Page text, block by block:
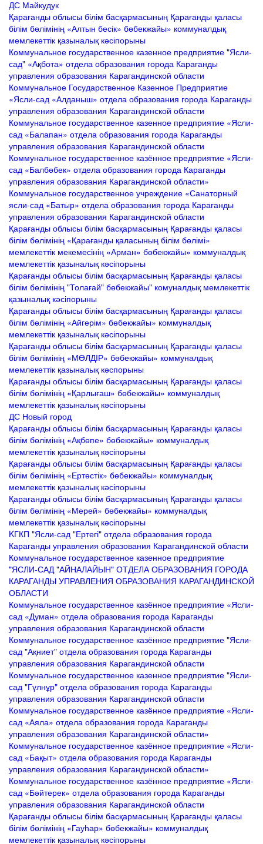
ДС Майкудук
Қарағанды облысы білім басқармасының Қарағанды қаласы
білім бөлімінің «Алтын бесік» бөбекжайы» коммуналдық
мемлекеттік қазыналық кәсіпорыны
Коммунальное государственное казенное предприятие "Ясли-
сад" «Ақбота» отдела образования города Караганды
управления образования Карагандинской области
Коммунальное Государственное Казенное Предприятие
«Ясли-сад «Алданыш» отдела образования города Караганды
управления образования Карагандинской области
Коммунальное государственное казенное предприятие «Ясли-
сад «Балапан» отдела образования города Караганды
управления образования Карагандинской области
Коммунальное государственное казённое предприятие «Ясли-
сад «Балбөбек» отдела образования города Караганды
управления образования Карагандинской области»
Коммунальное государственное учреждение «Санаторный
ясли-сад «Батыр» отдела образования города Караганды
управления образования Карагандинской области
Қарағанды облысы білім басқармасының Қарағанды қаласы
білім бөлімінің «Қарағанды қаласының білім бөлімі»
мемлекеттік мекемесінің «Арман» бөбекжайы» коммуналдық
мемлекеттік қазыналық кәсіпорыны
Қарағанды облысы білім басқармасының Қарағанды қаласы
білім бөлімінің "Толағай" бөбекжайы" комуналдық мемлекеттік
қазыналық кәсіпорыны
Қарағанды облысы білім басқармасының Қарағанды қаласы
білім бөлімінің «Айгерім» бөбекжайы» коммуналдық
мемлекеттік қазыналық кәсіпорыны
Қарағанды облысы білім басқармасының Қарағанды қаласы
білім бөлімінің «МӨЛДІР» бөбекжайы» коммуналдық
мемлекеттік қазыналық кәспорыны
Қарағанды облысы білім басқармасының Қарағанды қаласы
білім бөлімінің «Қарлығаш» бөбекжайы» коммуналдық
мемлекеттік қазыналық кәсіпорыны
ДС Новый город
Қарағанды облысы білім басқармасының Қарағанды қаласы
білім бөлімінің «Ақбөпе» бөбекжайы» коммуналдық
мемлекеттік қазыналық кәсіпорыны
Қарағанды облысы білім басқармасының Қарағанды қаласы
білім бөлімінің «Ертөстік» бөбекжайы» коммуналдық
мемлекеттік қазыналық кәсіпорыны
Қарағанды облысы білім басқармасының Қарағанды қаласы
білім бөлімінің «Мерей» бөбекжайы» коммуналдық
мемлекеттік қазыналық кәсіпорыны
KГКП "Ясли-сад "Ертегі" отдела образования города
Караганды управления образования Карагандинской области
Коммунальное государственное казенное предприятие
"ЯСЛИ-САД "АЙНАЛАЙЫН" ОТДЕЛА ОБРАЗОВАНИЯ ГОРОДА
КАРАГАНДЫ УПРАВЛЕНИЯ ОБРАЗОВАНИЯ КАРАГАНДИНСКОЙ
ОБЛАСТИ
Коммунальное государственное казённое предприятие «Ясли-
сад «Думан» отдела образования города Караганды
управления образования Карагандинской области
Коммунальное государственное казённое предприятие "Ясли-
сад "Ақниет" отдела образования города Караганды
управления образования Карагандинской области
Коммунальное государственное казенное предприятие "Ясли-
сад "Гүлнұр" отдела образования города Караганды
управления образования Карагандинской области
Коммунальное государственное казённое предприятие «Ясли-
сад «Аяла» отдела образования города Караганды
управления образования Карагандинской области»
Коммунальное государственное казённое предприятие «Ясли-
сад «Бақыт» отдела образования города Караганды
управления образования Карагандинской области»
Коммунальное государственное казённое предприятие «Ясли-
сад «Бәйтерек» отдела образования города Караганды
управления образования Карагандинской области
Қарағанды облысы білім басқармасының Қарағанды қаласы
білім бөлімінің «Гауһар» бөбекжайы» коммуналдық
мемлекеттік қазыналық кәсіпорыны